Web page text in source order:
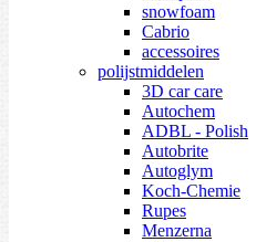
snowfoam
Cabrio
accessoires
polijstmiddelen
3D car care
Autochem
ADBL - Polish
Autobrite
Autoglym
Koch-Chemie
Rupes
Menzerna